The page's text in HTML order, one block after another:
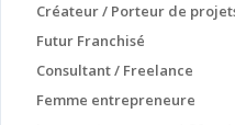
Créateur / Porteur de
Futur Franchisé
Consultant / Freelance
Femme entrepreneure